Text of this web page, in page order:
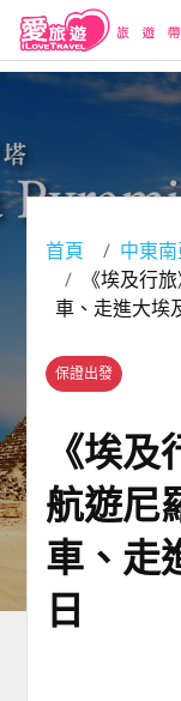
首頁 中東
《埃及行
車、走進大埃
保證出發
《埃
航遊尼
車、走
日